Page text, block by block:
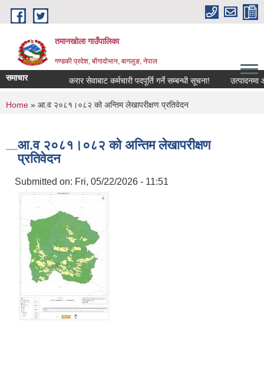
Skip to main content
तमानखोला गाउँपालिका
गण्डकी प्रदेश, बोंगादोभान, बागलुङ, नेपाल
समाचार करार सेवाबाट कर्मचारी पदपूर्ति गर्ने सम्बन्धी सूचना! उत्पादनमा
You are here
Home » आ.व २०८१।०८२ को अन्तिम लेखापरीक्षण प्रतिवेदन
आ.व २०८१।०८२ को अन्तिम लेखापरीक्षण
प्रतिवेदन
Submitted on: Fri, 05/22/2026 - 11:51